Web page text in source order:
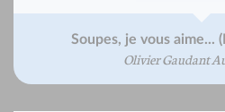
Soupes, je vous aime...
Olivier Gaudant